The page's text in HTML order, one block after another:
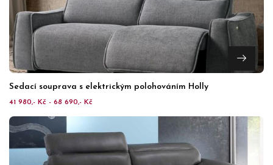
Sedací souprava s elektrickým polohováním Holly
41 980,- Kč - 68 690,- Kč